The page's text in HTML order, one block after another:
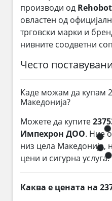
производи од Rehobot
овластен од
трговски марки и
нивните соодветни
Често
Каде можам да купам
Македонија?
Можете да купите
Импехрон ДОО. Ние
низ цела Македонија,
цени и сигурна услуга.
Каква е цената на